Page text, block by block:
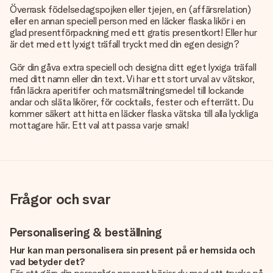
Överrask födelsedagspojken eller tjejen, en (affärsrelation)
eller en annan speciell person med en läcker flaska likör i en
glad presentförpackning med ett gratis presentkort! Eller hur
är det med ett lyxigt träfall tryckt med din egen design?
Gör din gåva extra speciell och designa ditt eget lyxiga träfall
med ditt namn eller din text. Vi har ett stort urval av vätskor,
från läckra aperitifer och matsmältningsmedel till lockande
andar och släta likörer, för cocktails, fester och efterrätt. Du
kommer säkert att hitta en läcker flaska vätska till alla lyckliga
mottagare här. Ett val att passa varje smak!
Frågor och svar
Personalisering & beställning
Hur kan man personalisera sin present på er hemsida och
vad betyder det?